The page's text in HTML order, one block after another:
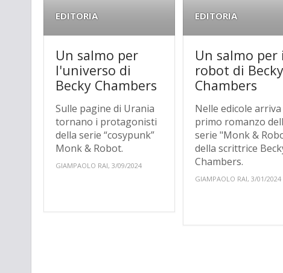
EDITORIA
Un salmo per
l'universo di
Becky Chambers
Sulle pagine di Urania
tornano i protagonisti
della serie “cosypunk”
Monk & Robot.
GIAMPAOLO RAI, 3/09/2024
EDITORIA
Un salmo per
robot di Becky
Chambers
Nelle edicole arriva
primo romanzo
serie "Monk &
della scrittrice
Chambers.
GIAMPAOLO RAI, 3/01/2024